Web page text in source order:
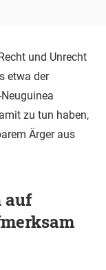
und Unrecht
etwa der
zu tun haben,
Ärger aus
auf